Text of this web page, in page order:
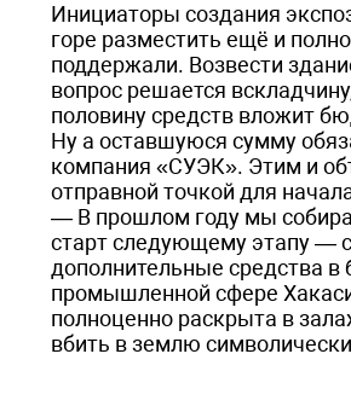
Инициаторы создания
горе разместить ещё и
поддержали. Возвести
вопрос решается
половину средств вложит
Ну а оставшуюся сумму
компания «СУЭК». Этим и
отправной точкой для
— В прошлом году мы
старт следующему этапу —
дополнительные средства
промышленной сфере
полноценно раскрыта в
вбить в землю